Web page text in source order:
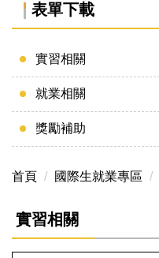
表單下載
實習相關
就業相關
獎勵補助
首頁 國際生就業專區
實習相關